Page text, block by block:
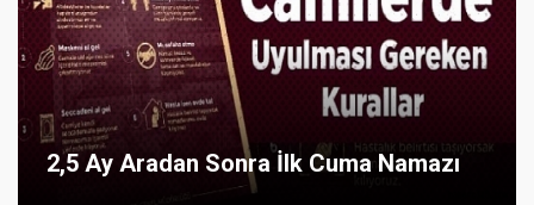
2,5 Ay Aradan Sonra İlk Cuma Namazı